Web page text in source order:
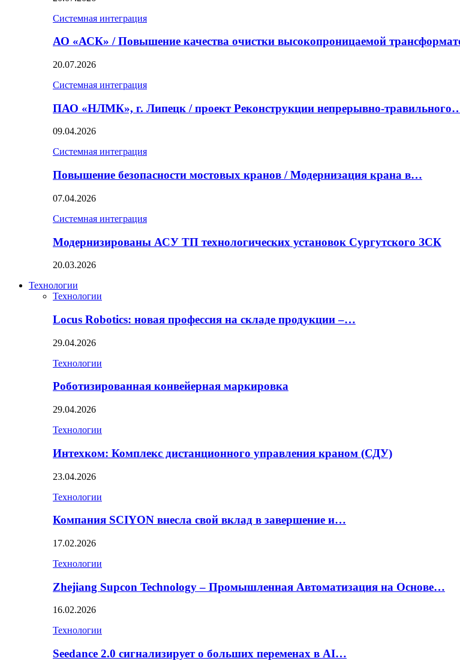
Системная интеграция
АО «АСК» / Повышение качества очистки высокопроницаемой
20.07.2026
Системная интеграция
ПАО «НЛМК», г. Липецк / проект Реконструкции непрерывно-
09.04.2026
Системная интеграция
Повышение безопасности мостовых кранов / Модернизация крана в…
07.04.2026
Системная интеграция
Модернизированы АСУ ТП технологических установок Сургутского ЗСК
20.03.2026
Технологии
Технологии
Locus Robotics: новая профессия на складе продукции –…
29.04.2026
Технологии
Роботизированная конвейерная маркировка
29.04.2026
Технологии
Интехком: Комплекс дистанционного управления краном (СДУ)
23.04.2026
Технологии
Компания SCIYON внесла свой вклад в завершение и…
17.02.2026
Технологии
Zhejiang Supcon Technology – Промышленная Автоматизация на Основе…
16.02.2026
Технологии
Seedance 2.0 сигнализирует о больших переменах в AI…